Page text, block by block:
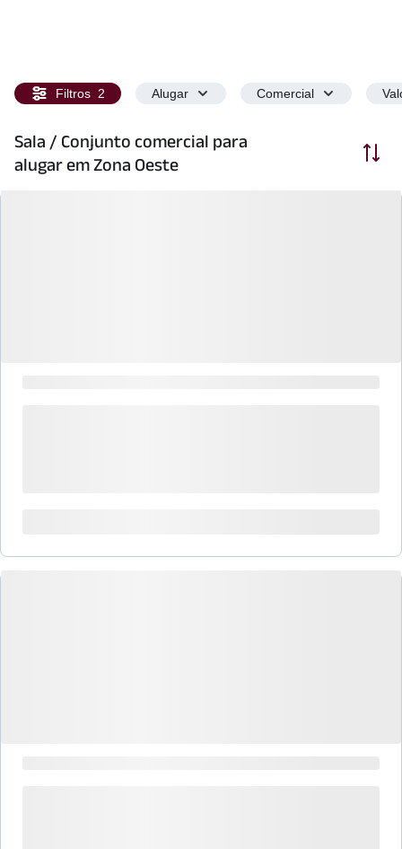
Filtros 2 Alugar Comercial
Sala / Conjunto comercial para
alugar em Zona Oeste
Ordenar